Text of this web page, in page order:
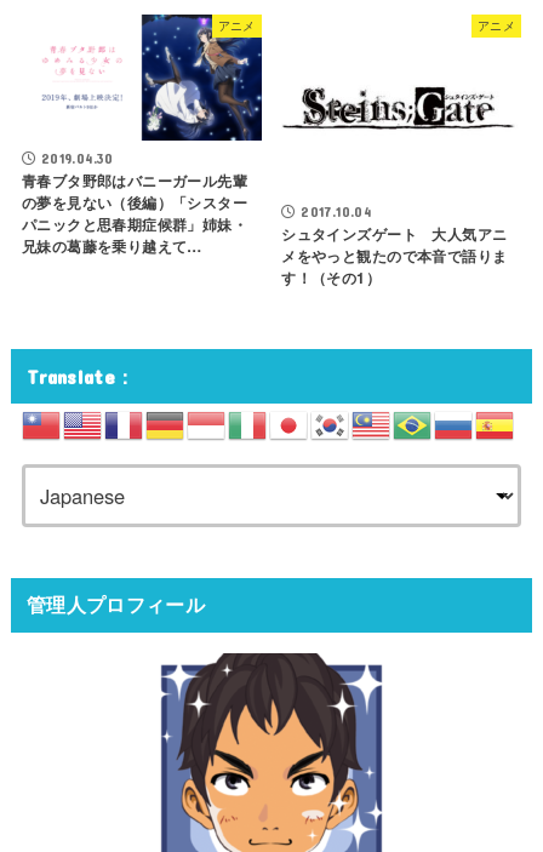
アニメ
2019.04.30
青春ブタ野郎はバニーガール先輩
の夢を見ない（後編）「シスター
パニックと思春期症候群」姉妹・
兄妹の葛藤を乗り越えて…
アニメ
2017.10.04
シュタインズゲート 大人気アニ
メをやっと観たので本音で語りま
す！（その1）
Translate：
管理人プロフィール